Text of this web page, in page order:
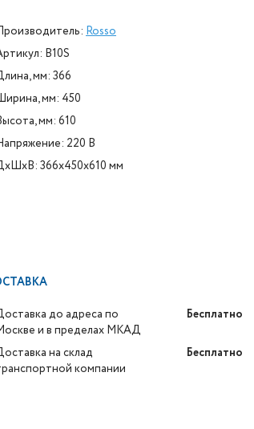
Rosso
B10S
мм: 366
мм: 450
мм: 610
220 В
366x450x610 мм
до адреса по
и в пределах МКАД
Бесплатно
на склад
компании
Бесплатно